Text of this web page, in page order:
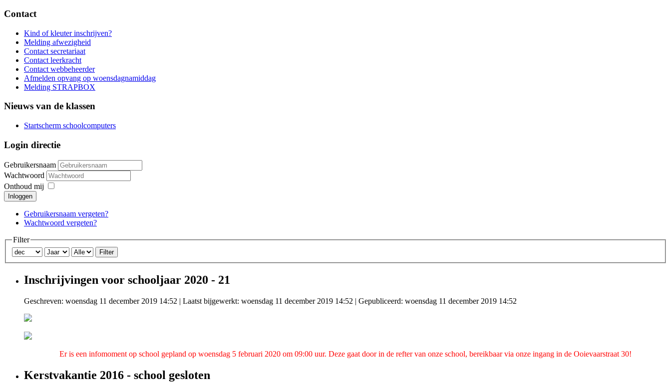
Contact
Kind of kleuter inschrijven?
Melding afwezigheid
Contact secretariaat
Contact leerkracht
Contact webbeheerder
Afmelden opvang op woensdagnamiddag
Melding STRAPBOX
Nieuws van de klassen
Startscherm schoolcomputers
Login directie
Gebruikersnaam
Wachtwoord
Onthoud mij
Inloggen
Gebruikersnaam vergeten?
Wachtwoord vergeten?
Filter
Filter
Inschrijvingen voor schooljaar 2020 - 21
Geschreven: woensdag 11 december 2019 14:52 | Laatst bijgewerkt: woensdag 11 december 2019 14:52 | Gepubliceerd: woensdag 11 december 2019 14:52
Er is een infomoment op school gepland op woensdag 5 februari 2020 om 09:00 uur. Deze gaat door in de refter van onze school, bereikbaar via onze ingang in de Ooievaarstraat 30!
Kerstvakantie 2016 - school gesloten